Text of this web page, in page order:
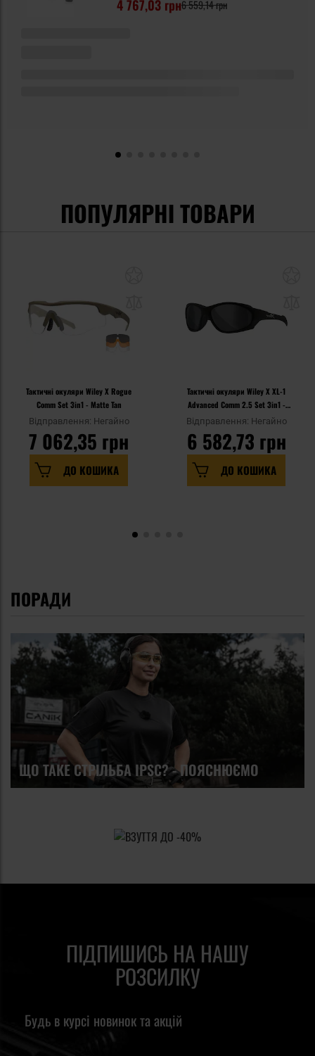
4 767,03 грн6 559,14 грн
ПОПУЛЯРНІ ТОВАРИ
Тактичні окуляри Wiley X Rogue
Comm Set 3in1 - Matte Tan
Відправлення: Негайно
7 062,35 грн
ДО КОШИКА
Тактичні окуляри Wiley X XL-1
Advanced Comm 2.5 Set 3in1 -
Grey/Clear/Light Rust - Matte
Відправлення: Негайно
6 582,73 грн
ДО КОШИКА
ПОРАДИ
ЩО ТАКЕ СТРІЛЬБА IPSC? - ПОЯСНЮЄМО
ПІДПИШИСЬ НА НАШУ
РОЗСИЛКУ
Будь в курсі новинок та акцій